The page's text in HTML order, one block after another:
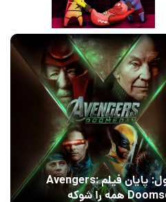
13 مرداد 1405
مارول: پایان فیلم Avengers:
Doomsday همه را شوکه